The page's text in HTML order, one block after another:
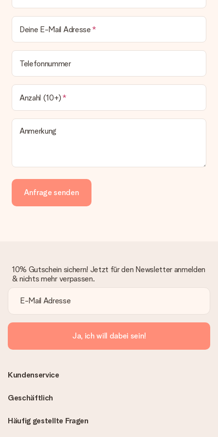
Deine E-Mail Adresse
Telefonnummer
Anzahl (10+)
Anmerkung
Anfrage senden
10% Gutschein sichern! Jetzt für den Newsletter anmelden
& nichts mehr verpassen.
Ja, ich will dabei sein!
Häufig gestellte Fragen
Kundenservice
Geschäftlich